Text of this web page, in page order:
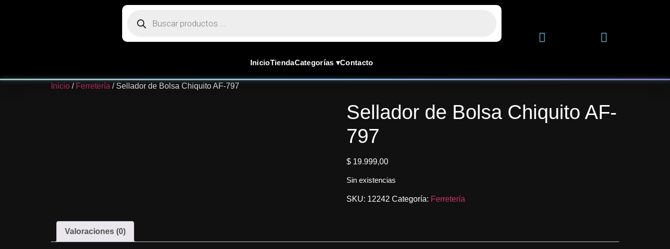
InicioTiendaCategorías ▾Contacto
Inicio / Ferretería / Sellador de Bolsa Chiquito AF-797
Sellador de Bolsa Chiquito AF-
797
$19.999,00
Sin existencias
SKU: 12242 Categoría: Ferretería
Valoraciones (0)